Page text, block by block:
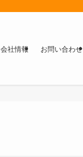
会社情報 お問い合わせ